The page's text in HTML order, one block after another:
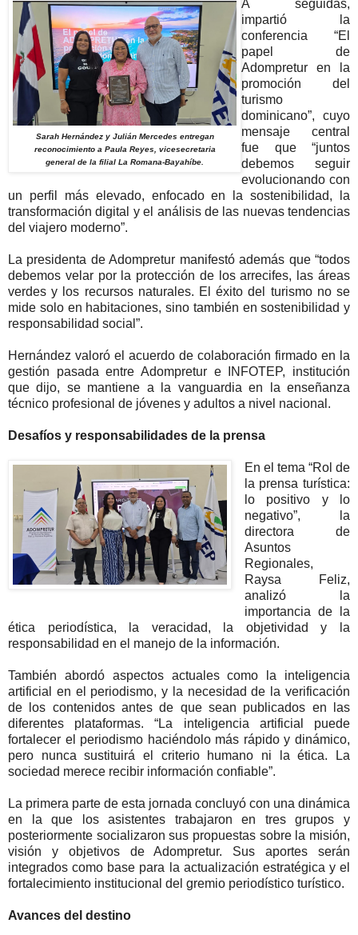
Sarah Hernández y Julián Mercedes entregan
reconocimiento a Paula Reyes, vicesecretaria
general de la filial La Romana-Bayahíbe.
A seguidas,
impartió la
conferencia “El
papel de
Adompretur en la
promoción del
turismo
dominicano”, cuyo
mensaje central
fue que “juntos
debemos seguir
evolucionando con
un perfil más elevado, enfocado en la sostenibilidad, la
transformación digital y el análisis de las nuevas tendencias
del viajero moderno”.
La presidenta de Adompretur manifestó además que “todos
debemos velar por la protección de los arrecifes, las áreas
verdes y los recursos naturales. El éxito del turismo no se
mide solo en habitaciones, sino también en sostenibilidad y
responsabilidad social”.
Hernández valoró el acuerdo de colaboración firmado en la
gestión pasada entre Adompretur e INFOTEP, institución
que dijo, se mantiene a la vanguardia en la enseñanza
técnico profesional de jóvenes y adultos a nivel nacional.
Desafíos y responsabilidades de la prensa
En el tema “Rol de
la prensa turística:
lo positivo y lo
negativo”, la
directora de
Asuntos
Regionales,
Raysa Feliz,
analizó la
importancia de la
ética periodística, la veracidad, la objetividad y la
responsabilidad en el manejo de la información.
También abordó aspectos actuales como la inteligencia
artificial en el periodismo, y la necesidad de la verificación
de los contenidos antes de que sean publicados en las
diferentes plataformas. “La inteligencia artificial puede
fortalecer el periodismo haciéndolo más rápido y dinámico,
pero nunca sustituirá el criterio humano ni la ética. La
sociedad merece recibir información confiable”.
La primera parte de esta jornada concluyó con una dinámica
en la que los asistentes trabajaron en tres grupos y
posteriormente socializaron sus propuestas sobre la misión,
visión y objetivos de Adompretur. Sus aportes serán
integrados como base para la actualización estratégica y el
fortalecimiento institucional del gremio periodístico turístico.
Avances del destino